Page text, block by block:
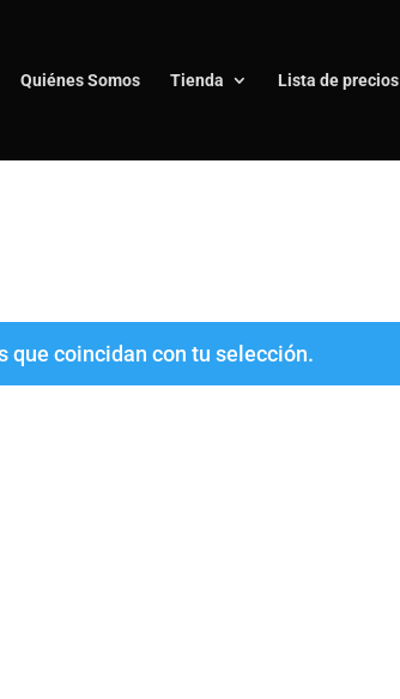
Quiénes Somos Tienda Lista de precios
que coincidan con tu selección.